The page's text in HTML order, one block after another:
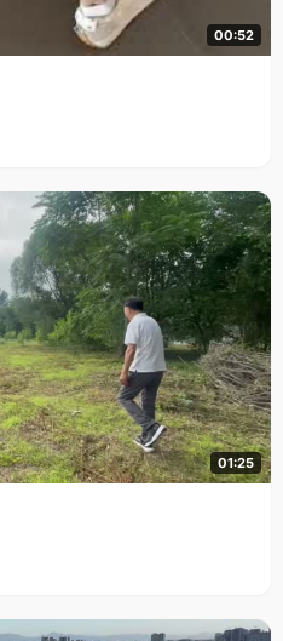
00:52
01:25